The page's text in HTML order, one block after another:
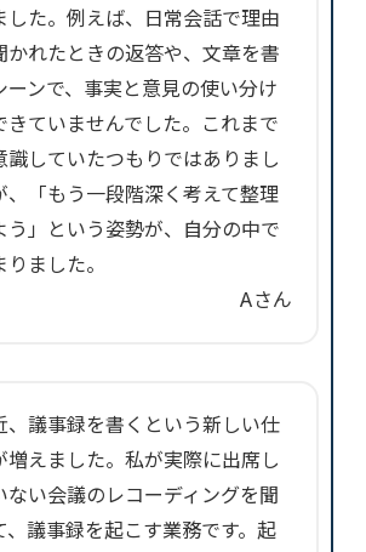
した。例えば、日常会話で理由
かれたときの返答や、文章を書
ーンで、事実と意見の使い分け
きていませんでした。これまで
識していたつもりではありまし
、「もう一段階深く考えて整理
う」という姿勢が、自分の中で
りました。
Aさん
、議事録を書くという新しい仕
増えました。私が実際に出席し
ない会議のレコーディングを聞
、議事録を起こす業務です。起